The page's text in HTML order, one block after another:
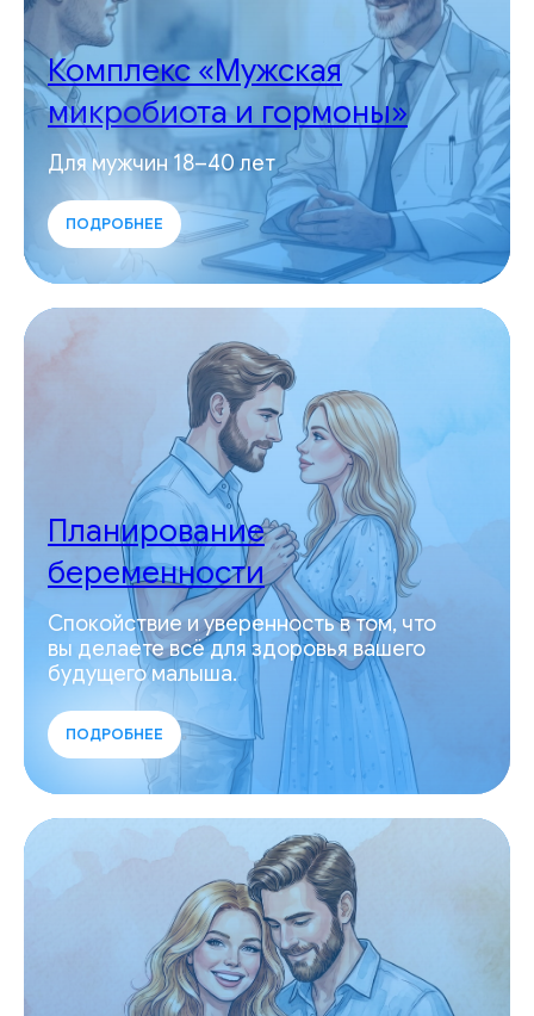
Комплекс «Мужская
микробиота и гормоны»
Для мужчин 18–40 лет
ПОДРОБНЕЕ
Планирование
беременности
Спокойствие и уверенность в том, что
вы делаете всё для здоровья вашего
будущего малыша.
ПОДРОБНЕЕ